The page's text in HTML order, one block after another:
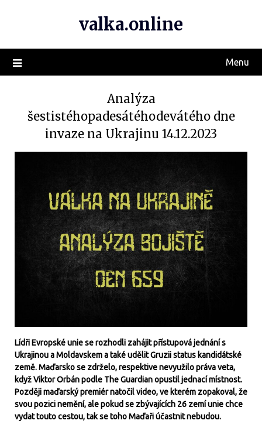
valka.online
Menu
Analýza
šestistéhopadesátéhodevátého dne
invaze na Ukrajinu 14.12.2023
Lídři Evropské unie se rozhodli zahájit přístupová jednání s
Ukrajinou a Moldavskem a také udělit Gruzii status kandidátské
země. Maďarsko se zdrželo, respektive nevyužilo práva veta,
když Viktor Orbán podle The Guardian opustil jednací místnost.
Později maďarský premiér natočil video, ve kterém zopakoval, že
svou pozici nemění, ale pokud se zbývajících 26 zemí unie chce
vydat touto cestou, tak se toho Maďaři účastnit nebudou.